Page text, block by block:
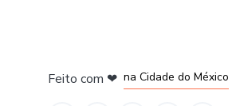
Feito com ❤ na Cidade do México